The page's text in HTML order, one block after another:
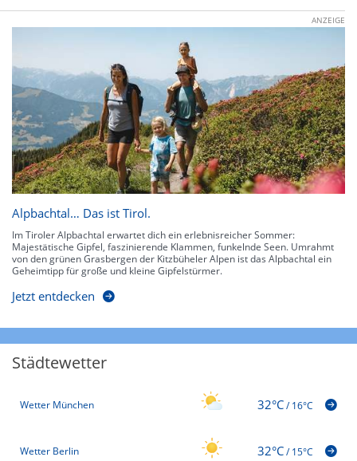
ANZEIGE
Alpbachtal… Das ist Tirol.
Im Tiroler Alpbachtal erwartet dich ein erlebnisreicher Sommer:
Majestätische Gipfel, faszinierende Klammen, funkelnde Seen. Umrahmt
von den grünen Grasbergen der Kitzbüheler Alpen ist das Alpbachtal ein
Geheimtipp für große und kleine Gipfelstürmer.
Jetzt entdecken
Städtewetter
Wetter München 32°C/16°C
Wetter Berlin 32°C/15°C